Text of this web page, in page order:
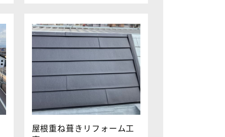
屋根重ね葺きリフォーム工